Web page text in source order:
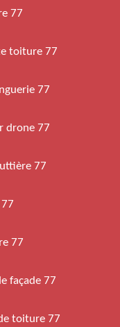
77
toiture 77
77
drone 77
77
77
façade 77
toiture 77